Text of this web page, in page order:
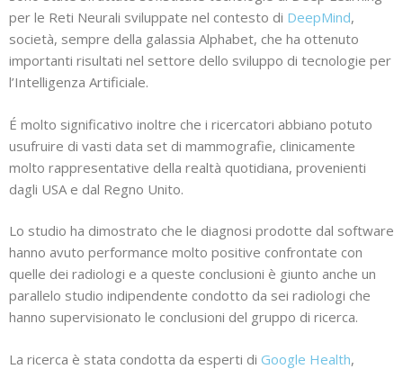
per le Reti Neurali sviluppate nel contesto di DeepMind,
società, sempre della galassia Alphabet, che ha ottenuto
importanti risultati nel settore dello sviluppo di tecnologie per
l’Intelligenza Artificiale.
É molto significativo inoltre che i ricercatori abbiano potuto
usufruire di vasti data set di mammografie, clinicamente
molto rappresentative della realtà quotidiana, provenienti
dagli USA e dal Regno Unito.
Lo studio ha dimostrato che le diagnosi prodotte dal software
hanno avuto performance molto positive confrontate con
quelle dei radiologi e a queste conclusioni è giunto anche un
parallelo studio indipendente condotto da sei radiologi che
hanno supervisionato le conclusioni del gruppo di ricerca.
La ricerca è stata condotta da esperti di Google Health,